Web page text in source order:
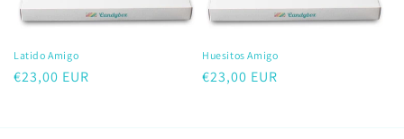
Latido Amigo
Precio
€23,00 EUR
Huesitos Amigo
Precio
€23,00 EUR